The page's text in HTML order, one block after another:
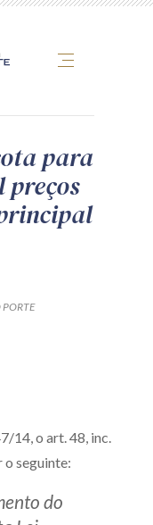
de Dados
para
preços
PORTE
14, o art. 48, inc.
o seguinte:
do